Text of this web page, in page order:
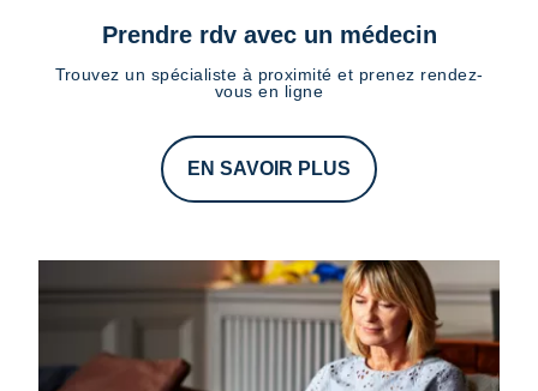
Prendre rdv avec un médecin
Trouvez un spécialiste à proximité et prenez rendez-
vous en ligne
EN SAVOIR PLUS